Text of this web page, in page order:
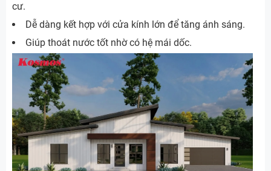
cư.
Dễ dàng kết hợp với cửa kính lớn để tăng ánh sáng.
Giúp thoát nước tốt nhờ có hệ mái dốc.